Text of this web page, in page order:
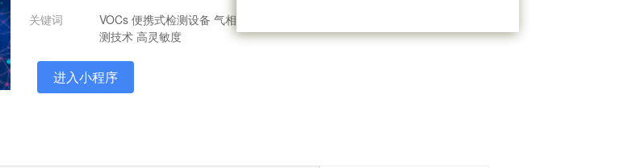
关键词
VOCs 便携式检测设备 气相色谱-质谱联用仪（GC-MS） 连续自动监
测技术 高灵敏度
进入小程序